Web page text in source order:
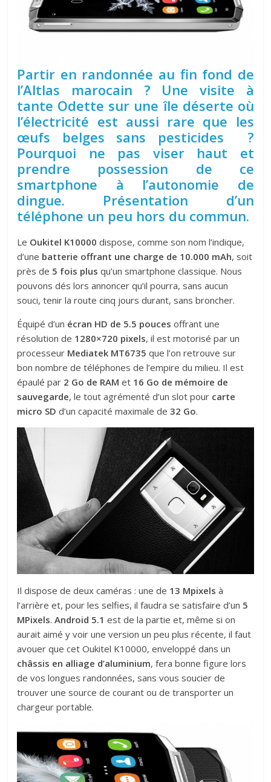
Partir en randonnée au fin fond de
l’Altlas marocain ? Une visite à
tante Odette sur une île déserte où
l’électricité est aussi rare que les
œufs belges sans pesticides ?
Pourquoi ne pas viser haut et
prendre possession de ce
smartphone à l’autonomie de
dingue. Présentation d’un
téléphone un peu hors du commun.
Le Oukitel K10000 dispose, comme son nom l’indique,
d’une batterie offrant une charge de 10.000 mAh, soit
près de 5 fois plus qu’un smartphone classique. Nous
pouvons dés lors annoncer qu’il pourra, sans aucun
souci, tenir la route cinq jours durant, sans broncher.
Équipé d’un écran HD de 5.5 pouces offrant une
résolution de 1280×720 pixels, il est motorisé par un
processeur Mediatek MT6735 que l’on retrouve sur
bon nombre de téléphones de l’empire du milieu. Il est
épaulé par 2 Go de RAM et 16 Go de mémoire de
sauvegarde, le tout agrémenté d’un slot pour carte
micro SD d’un capacité maximale de32 Go.
Il dispose de deux caméras : une de 13 Mpixels à
l’arrière et, pour les selfies, il faudra se satisfaire d’un 5
MPixels.Android 5.1 est de la partie et, même si on
aurait aimé y voir une version un peu plus récente, il faut
avouer que cet Oukitel K10000, enveloppé dans un
châssis en alliage d’aluminium, fera bonne figure lors
de vos longues randonnées, sans vous soucier de
trouver une source de courant ou de transporter un
chargeur portable.